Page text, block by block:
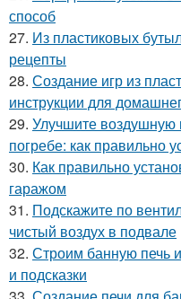
способ
27. Из пластиковых
рецепты
28. Создание игр из
инструкции для
29. Улучшите воздушную
погребе: как правильно
30. Как правильно
гаражом
31. Подскажите по
чистый воздух в подвале
32. Строим банную печь
и подсказки